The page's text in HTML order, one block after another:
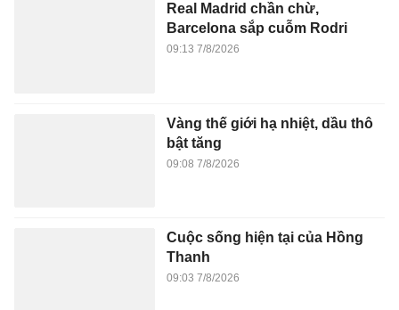
Real Madrid chần chừ,
Barcelona sắp cuỗm Rodri
09:13 7/8/2026
Vàng thế giới hạ nhiệt, dầu thô
bật tăng
09:08 7/8/2026
Cuộc sống hiện tại của Hồng
Thanh
09:03 7/8/2026